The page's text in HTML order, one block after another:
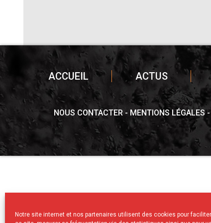
Notre site internet et nos partenaires utilisent des cookies pour
ACCUEIL ACTUS
NOUS CONTACTER MENTIONS LÉGALES